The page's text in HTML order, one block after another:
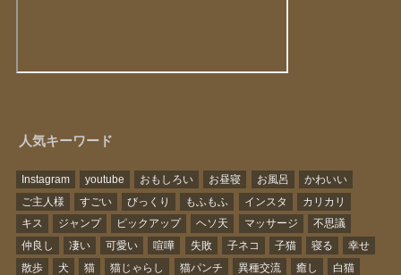
人気キーワード
Instagram youtube おもしろい お昼寝 お風呂
かわいい
ご主人様
すごい びっくり もふもふ インスタ
カリカリ
キス
ジャンプ ピックアップ ヘソ天 マッサージ
不思議
仲良し
凄い 可愛い 喧嘩 失敗 子ネコ 子猫 寝る
幸せ
散歩
犬 猫 猫じゃらし 猫パンチ 異種交流 癒し
白猫